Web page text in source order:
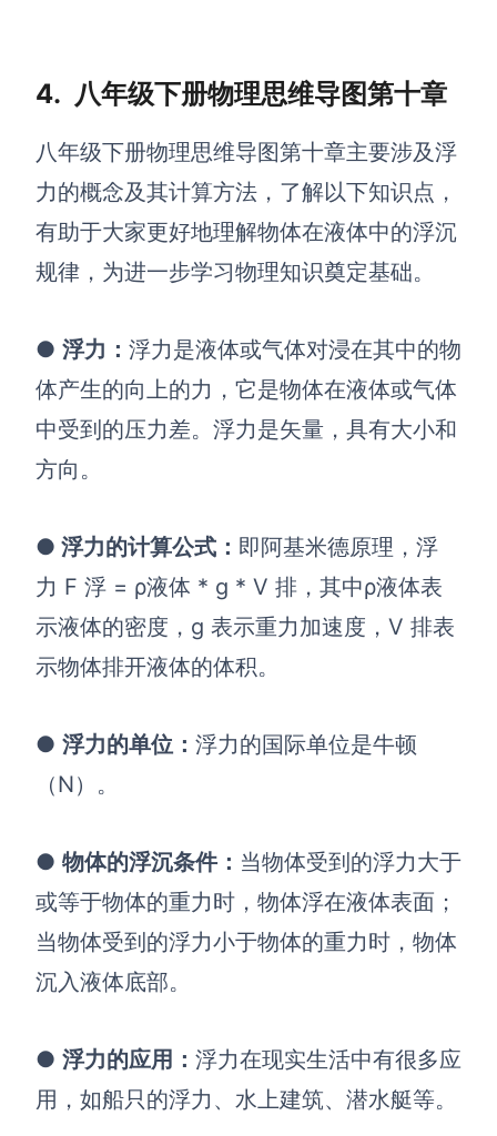
4. 八年级下册物理思维导图第十章
八年级下册物理思维导图第十章主要涉及浮
力的概念及其计算方法 ，了解以下知识点，
有助于大家更好地理解物体在液体中的浮沉
规律，为进一步学习物理知识奠定基础。
● 浮力 ： 浮力是液体或气体对浸在其中的物
体产生的向上的力，它是物体在液体或气体
中受到的压力差。浮力是矢量，具有大小和
方向。
● 浮力的计算公式 ： 即阿基米德原理，浮
力 F 浮 = ρ液体 * g * V 排，其中ρ液体表
示液体的密度，g 表示重力加速度，V 排表
示物体排开液体的体积。
● 浮力的单位： 浮力的国际单位是牛顿
（N）。
● 物体的浮沉条件： 当物体受到的浮力大于
或等于物体的重力时，物体浮在液体表面；
当物体受到的浮力小于物体的重力时，物体
沉入液体底部。
● 浮力的应用 ： 浮力在现实生活中有很多应
用，如船只的浮力、水上建筑、 潜水艇等。